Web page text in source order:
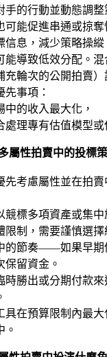
手的行動並動態調整
能促進串通或掠奪
息，減少策略操縱
能導致低效分配。混
充輪次的公開拍賣
事項：
的收入最大化，
處理專有估值模型或
屬性拍賣中的投標
考慮屬性並在拍賣
標多項資產或集中
制，需要謹慎選擇
的節奏——如果早期
保留資金。
勝出或分期付款來
在預算限制內最大
。